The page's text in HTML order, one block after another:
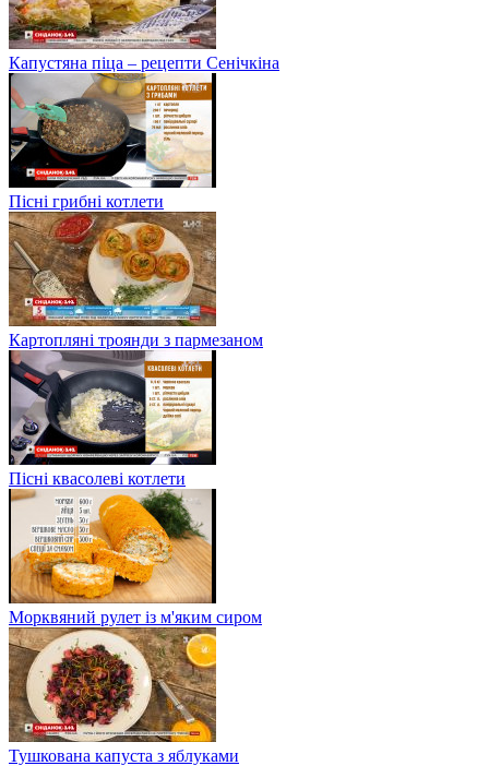
Капустяна піца – рецепти Сенічкіна
Пісні грибні котлети
Картопляні троянди з пармезаном
Пісні квасолеві котлети
Морквяний рулет із м'яким сиром
Тушкована капуста з яблуками